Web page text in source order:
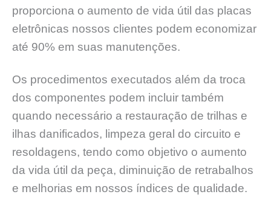
proporciona o aumento de vida útil das placas
eletrônicas nossos clientes podem economizar
até 90% em suas manutenções.
Os procedimentos executados além da troca
dos componentes podem incluir também
quando necessário a restauração de trilhas e
ilhas danificados, limpeza geral do circuito e
resoldagens, tendo como objetivo o aumento
da vida útil da peça, diminuição de retrabalhos
e melhorias em nossos índices de qualidade.